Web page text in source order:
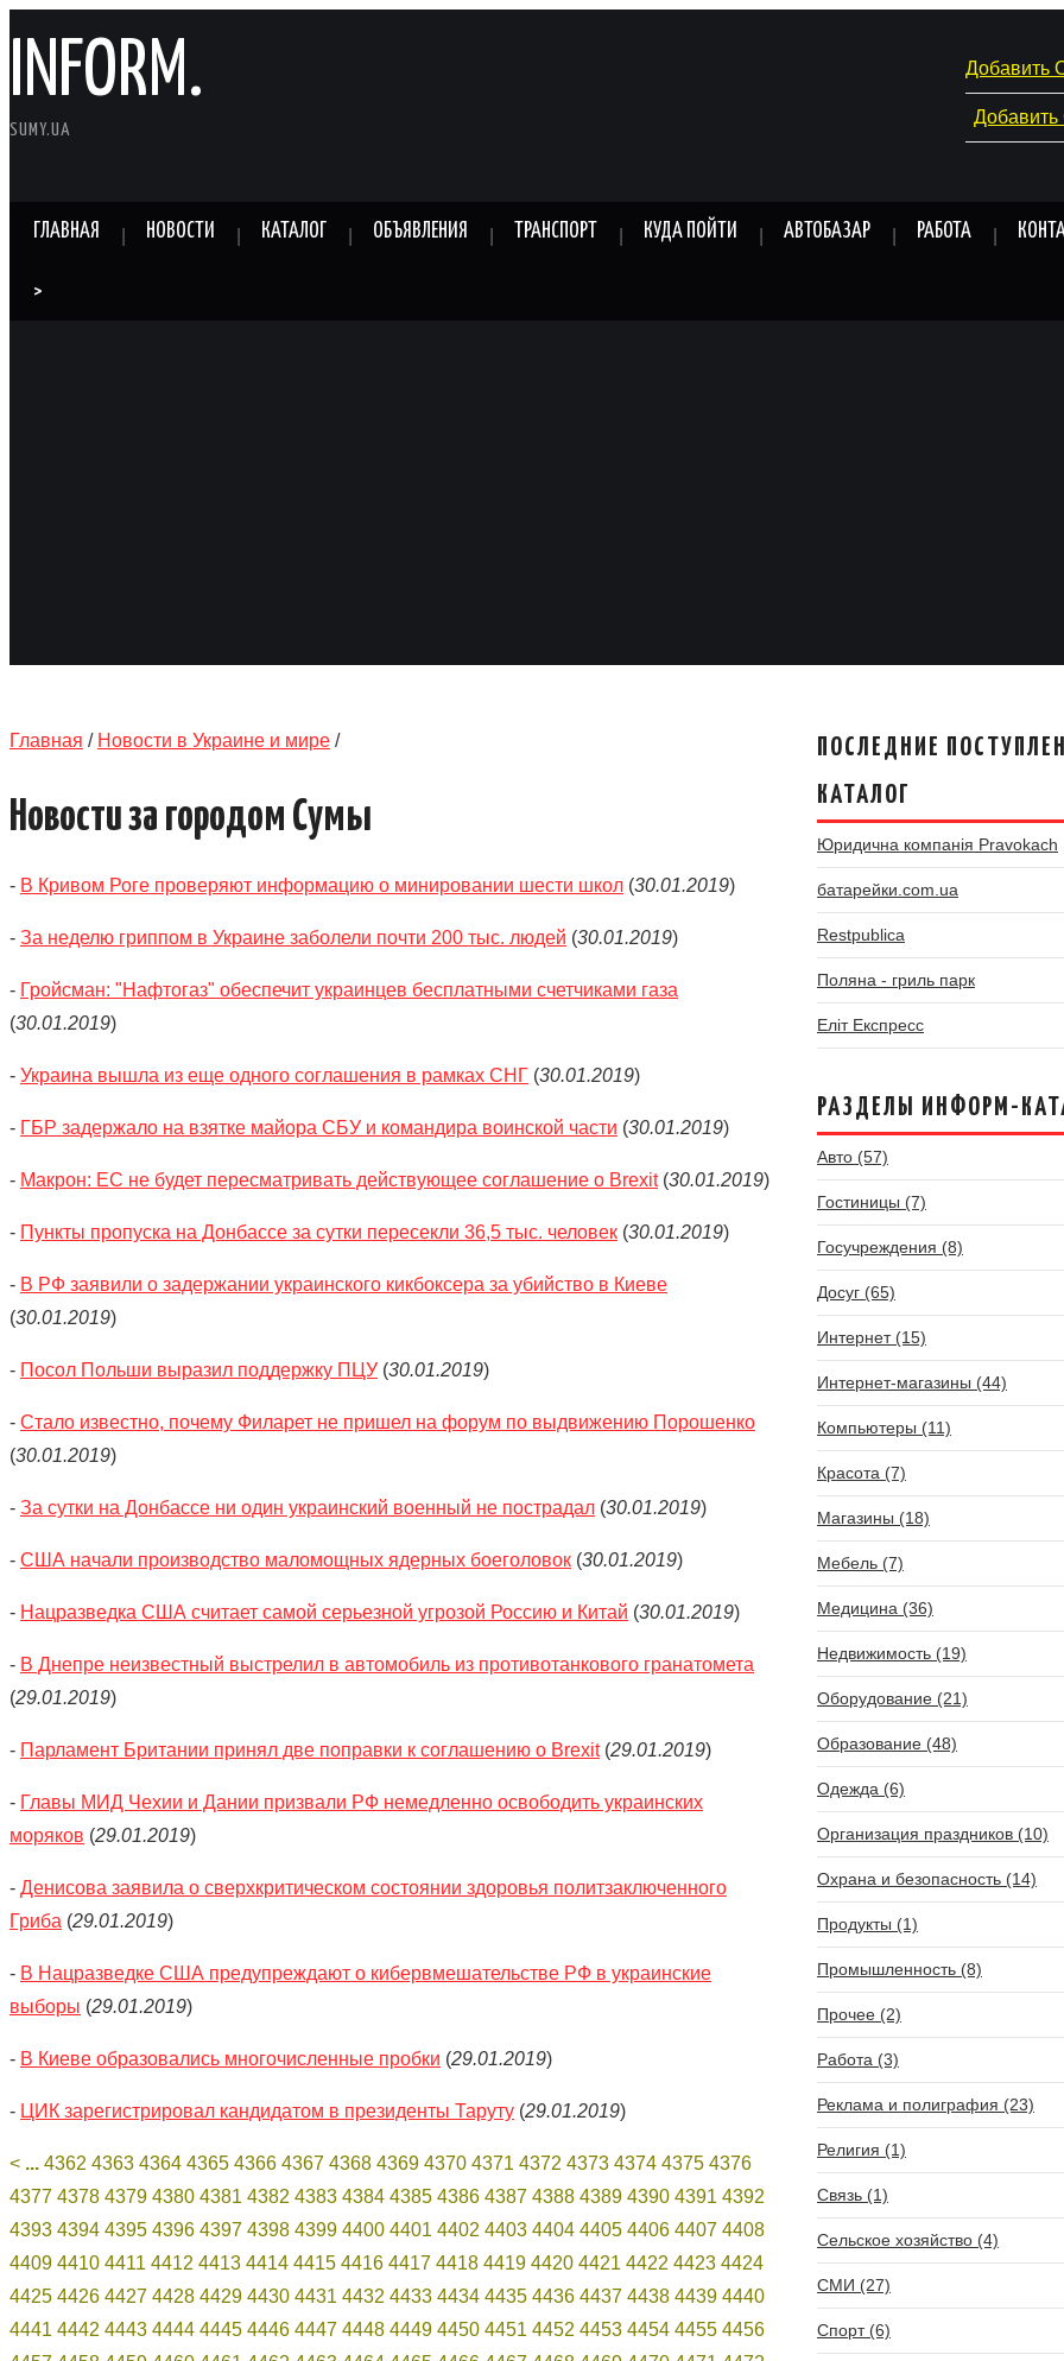
INFORM.
SUMY.UA
Добавить
ГЛАВНАЯ НОВОСТИ КАТАЛОГ ОБЪЯВЛЕНИЯ ТРАНСПОРТ КУДА ПОЙТИ АВТОБАЗАР РАБОТА
>
Главная / Новости в Украине и мире /
Новости за городом Сумы
- В Кривом Роге проверяют информацию о минировании шести школ (30.01.2019)
- За неделю гриппом в Украине заболели почти 200 тыс. людей (30.01.2019)
- Гройсман: "Нафтогаз" обеспечит украинцев бесплатными счетчиками газа
(30.01.2019)
- Украина вышла из еще одного соглашения в рамках СНГ (30.01.2019)
- ГБР задержало на взятке майора СБУ и командира воинской части (30.01.2019)
- Макрон: ЕС не будет пересматривать действующее соглашение о Brexit(30.01.2019)
- Пункты пропуска на Донбассе за сутки пересекли 36,5 тыс. человек (30.01.2019)
- В РФ заявили о задержании украинского кикбоксера за убийство в Киеве
(30.01.2019)
- Посол Польши выразил поддержку ПЦУ (30.01.2019)
- Стало известно, почему Филарет не пришел на форум по выдвижению Порошенко
(30.01.2019)
- За сутки на Донбассе ни один украинский военный не пострадал (30.01.2019)
- США начали производство маломощных ядерных боеголовок (30.01.2019)
- Нацразведка США считает самой серьезной угрозой Россию и Китай (30.01.2019)
- В Днепре неизвестный выстрелил в автомобиль из противотанкового гранатомета
(29.01.2019)
- Парламент Британии принял две поправки к соглашению о Brexit(29.01.2019)
- Главы МИД Чехии и Дании призвали РФ немедленно освободить украинских
моряков (29.01.2019)
- Денисова заявила о сверхкритическом состоянии здоровья политзаключенного
Гриба (29.01.2019)
- В Нацразведке США предупреждают о кибервмешательстве РФ в украинские
выборы (29.01.2019)
- В Киеве образовались многочисленные пробки (29.01.2019)
- ЦИК зарегистрировал кандидатом в президенты Таруту (29.01.2019)
< ... 4362 4363 4364 4365 4366 4367 4368 4369 4370 4371 4372 4373 4374 4375 4376
4377 4378 4379 4380 4381 4382 4383 4384 4385 4386 4387 4388 4389 4390 4391 4392
4393 4394 4395 4396 4397 4398 4399 4400 4401 4402 4403 4404 4405 4406 4407 4408
4409 4410 4411 4412 4413 4414 4415 4416 4417 4418 4419 4420 4421 4422 4423 4424
4425 4426 4427 4428 4429 4430 4431 4432 4433 4434 4435 4436 4437 4438 4439 4440
4441 4442 4443 4444 4445 4446 4447 4448 4449 4450 4451 4452 4453 4454 4455 4456
ПОСЛЕДНИЕ
КАТАЛОГ
Юридична компанія Pravokach
батарейки.com.ua
Restpublica
Поляна - гриль парк
Еліт Експресс
РАЗДЕЛЫ ИНФОРМ-
Авто (57)
Гостиницы (7)
Госучреждения (8)
Досуг (65)
Интернет (15)
Интернет-магазины (44)
Компьютеры (11)
Красота (7)
Магазины (18)
Мебель (7)
Медицина (36)
Недвижимость (19)
Оборудование (21)
Образование (48)
Одежда (6)
Организация праздников (10)
Охрана и безопасность (14)
Продукты (1)
Промышленность (8)
Прочее (2)
Работа (3)
Реклама и полиграфия (23)
Религия (1)
Связь (1)
Сельское хозяйство (4)
СМИ (27)
Спорт (6)